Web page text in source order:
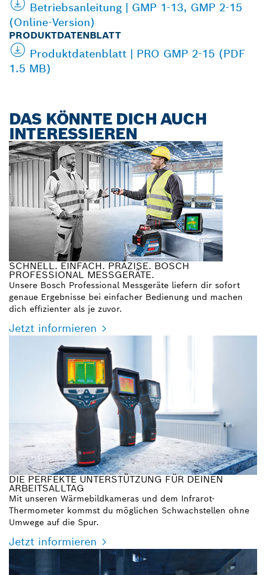
Betriebsanleitung | GMP 1-13, GMP 2-15
(Online-Version)
PRODUKTDATENBLATT
Produktdatenblatt | PRO GMP 2-15 (PDF
1.5 MB)
DAS KÖNNTE DICH AUCH
INTERESSIEREN
SCHNELL. EINFACH. PRÄZISE. BOSCH
PROFESSIONAL MESSGERÄTE.
Unsere Bosch Professional Messgeräte liefern dir sofort
genaue Ergebnisse bei einfacher Bedienung und machen
dich effizienter als je zuvor.
Jetzt informieren
DIE PERFEKTE UNTERSTÜTZUNG FÜR DEINEN
ARBEITSALLTAG
Mit unseren Wärmebildkameras und dem Infrarot-
Thermometer kommst du möglichen Schwachstellen ohne
Umwege auf die Spur.
Jetzt informieren